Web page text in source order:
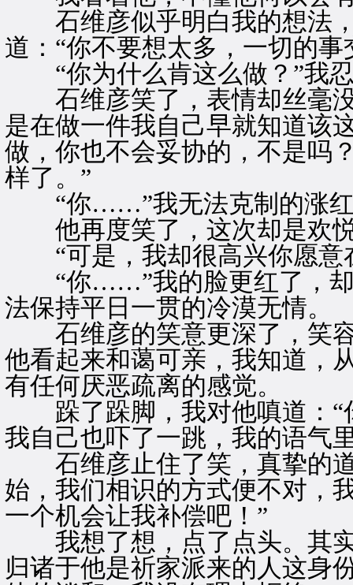
石维彦似乎明白我的想法，
道：“你不要想太多，一切的事
“你为什么肯这么做？”我
石维彦笑了，表情却丝毫没
是在做一件我自己早就知道该
做，你也不会妥协的，不是吗
样了。”
“你……”我无法克制的涨红
他再度笑了，这次却是欢悦
“可是，我却很高兴你愿意
“你……”我的脸更红了，却
法保持平日一贯的冷漠无情。
石维彦的笑意更深了，笑容
他看起来和蔼可亲，我知道，
有任何厌恶疏离的感觉。
跺了跺脚，我对他嗔道：“
我自己也吓了一跳，我的语气
石维彦止住了笑，真挚的道
始，我们相识的方式便不对，
一个机会让我补偿吧！”
我想了想，点了点头。其实
归诸于他是祈家派来的人这身